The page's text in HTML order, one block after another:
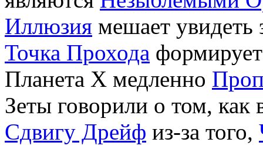
Иллюзия мешает увидеть
Точка Прохода
Планета X медленно
Зеты говорили о том, как
Сдвигу Дрейф из-за того,